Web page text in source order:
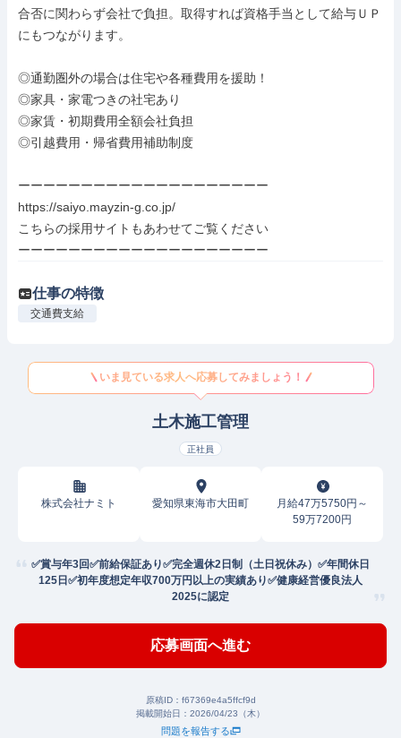
合否に関わらず会社で負担。取得すれば資格手当として給与ＵＰ
にもつながります。
◎通勤圏外の場合は住宅や各種費用を援助！
◎家具・家電つきの社宅あり
◎家賃・初期費用全額会社負担
◎引越費用・帰省費用補助制度
ーーーーーーーーーーーーーーーーーーーー
https://saiyo.mayzin-g.co.jp/
こちらの採用サイトもあわせてご覧ください
ーーーーーーーーーーーーーーーーーーーー
仕事の特徴
交通費支給
いま見ている求人へ応募してみましょう！
土木施工管理
正社員
株式会社ナミト 愛知県東海市大田町
月給47万5750円～
59万7200円
✅賞与年3回✅前給保証あり✅完全週休2日制（土日祝休み）✅年間休日
125日✅初年度想定年収700万円以上の実績あり✅健康経営優良法⼈
2025に認定
応募画面へ進む
原稿ID： f67369e4a5ffcf9d
掲載開始日： 2026/04/23（木）
問題を報告する